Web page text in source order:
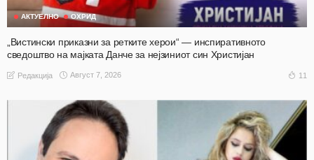
АКТУЕЛНО ОХРИД
„Вистински приказни за ретките херои“ — инспиративното
сведоштво на мајката Данче за нејзиниот син Христијан
Редакција Август 7, 2026 11